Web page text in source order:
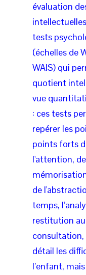
évaluation
tests
(échelles de
WAIS) qui
quotient
vue
: ces tests
repérer les
points forts
l'attention,
de
temps,
restitution
détail les
l’enfant,